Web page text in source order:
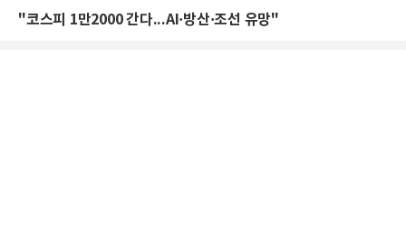
"코스피 1만2000 간다...AI·방산·조선 유망"